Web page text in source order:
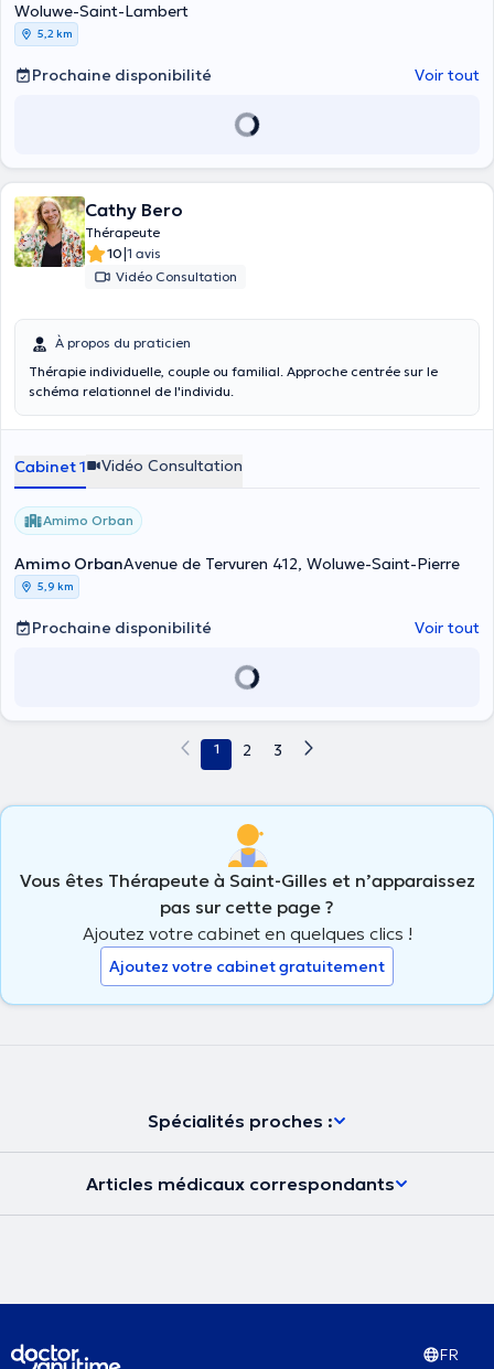
Woluwe-Saint-Lambert
5,2 km
Prochaine disponibilité Voir tout
Cathy Bero
Thérapeute
10|1 avis
Vidéo Consultation
À propos du praticien
Thérapie individuelle, couple ou familial. Approche centrée sur le
schéma relationnel de l'individu.
Cabinet 1 Vidéo Consultation
Amimo Orban
Amimo OrbanAvenue de Tervuren 412, Woluwe-Saint-Pierre
5,9 km
Prochaine disponibilité Voir tout
1 2 3
Vous êtes Thérapeute à Saint-Gilles et n’apparaissez
pas sur cette page ?
Ajoutez votre cabinet en quelques clics !
Ajoutez votre cabinet gratuitement
Spécialités proches :
Articles médicaux correspondants
FR